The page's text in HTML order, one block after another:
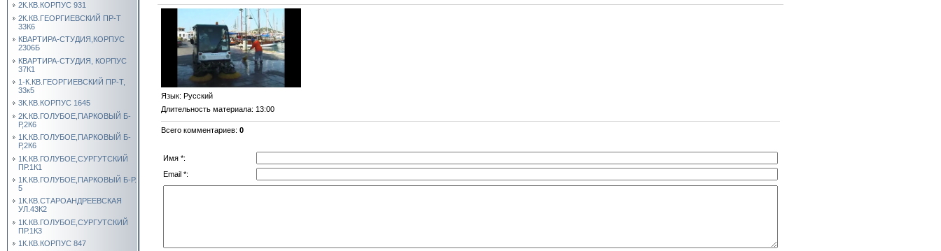
2К.КВ.КОРПУС 931
2К.КВ.ГЕОРГИЕВСКИЙ ПР-Т
33К6
КВАРТИРА-СТУДИЯ,КОРПУС
2306Б
КВАРТИРА-СТУДИЯ, КОРПУС
37К1
1-К.КВ.ГЕОРГИЕВСКИЙ ПР-Т,
33к5
3К.КВ.КОРПУС 1645
2К.КВ.ГОЛУБОЕ,ПАРКОВЫЙ Б-
Р,2К6
1К.КВ.ГОЛУБОЕ,ПАРКОВЫЙ Б-
Р,2К6
1К.КВ.ГОЛУБОЕ,СУРГУТСКИЙ
ПР.1К1
1К.КВ.ГОЛУБОЕ,ПАРКОВЫЙ Б-Р.
5
1К.КВ.СТАРОАНДРЕЕВСКАЯ
УЛ.43К2
1К.КВ.ГОЛУБОЕ,СУРГУТСКИЙ
ПР.1К3
1К.КВ.КОРПУС 847
Язык: Русский
Длительность материала: 13:00
Всего комментариев: 0
Имя *:
Email *: